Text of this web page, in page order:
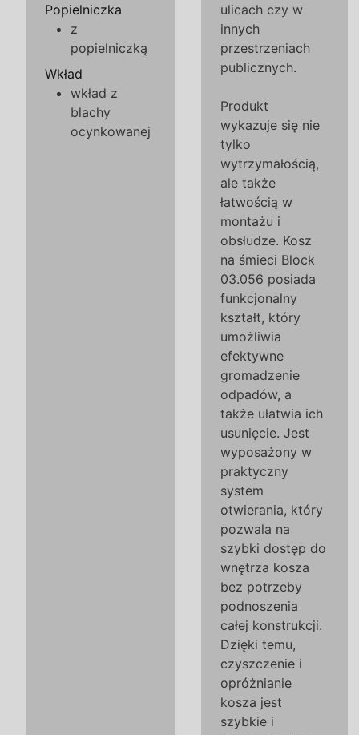
Popielniczka
z
popielniczką
Wkład
wkład z
blachy
ocynkowanej
ulicach czy w
innych
przestrzeniach
publicznych.
Produkt
wykazuje się nie
tylko
wytrzymałością,
ale także
łatwością w
montażu i
obsłudze. Kosz
na śmieci Block
03.056 posiada
funkcjonalny
kształt, który
umożliwia
efektywne
gromadzenie
odpadów, a
także ułatwia ich
usunięcie. Jest
wyposażony w
praktyczny
system
otwierania, który
pozwala na
szybki dostęp do
wnętrza kosza
bez potrzeby
podnoszenia
całej konstrukcji.
Dzięki temu,
czyszczenie i
opróżnianie
kosza jest
szybkie i